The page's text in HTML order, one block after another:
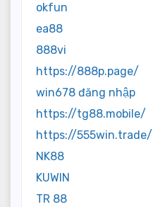
okfun
ea88
888vi
https://888p.page/
win678 đăng nhập
https://tg88.mobile/
https://555win.trade/
NK88
KUWIN
TR 88